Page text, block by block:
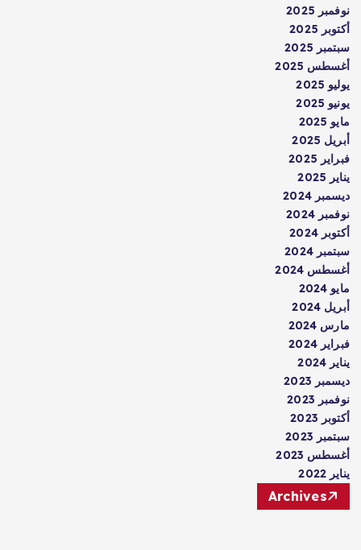
نوفمبر 2025
أكتوبر 2025
سبتمبر 2025
أغسطس 2025
يوليو 2025
يونيو 2025
مايو 2025
أبريل 2025
فبراير 2025
يناير 2025
ديسمبر 2024
نوفمبر 2024
أكتوبر 2024
سبتمبر 2024
أغسطس 2024
مايو 2024
أبريل 2024
مارس 2024
فبراير 2024
يناير 2024
ديسمبر 2023
نوفمبر 2023
أكتوبر 2023
سبتمبر 2023
أغسطس 2023
يناير 2022
Archives